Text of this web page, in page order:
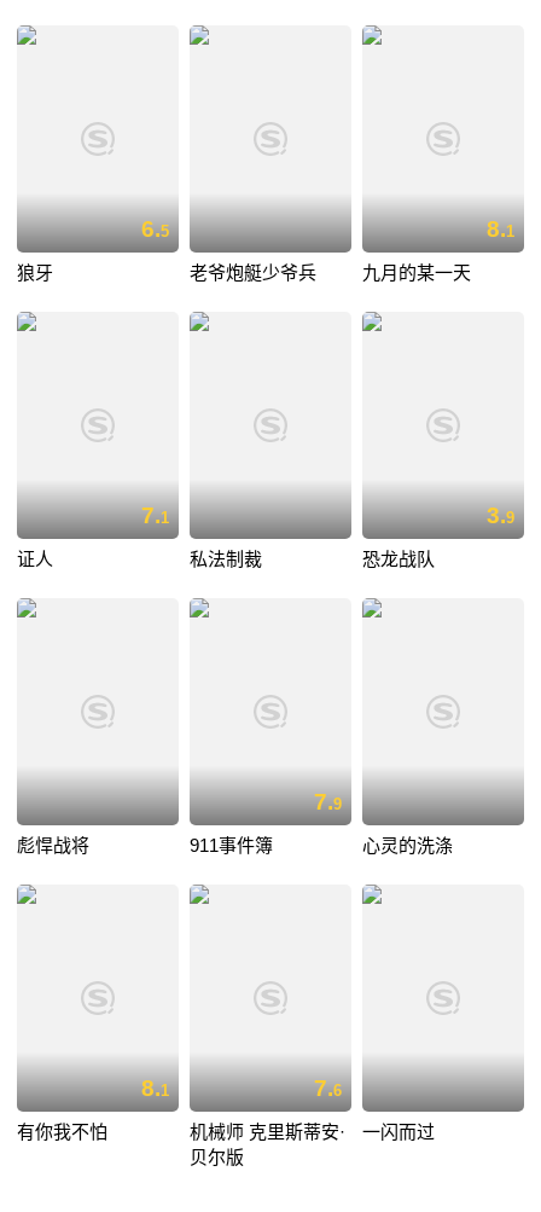
6.5
狼牙 老爷炮艇少爷兵
8.1
九月的某一天
7.1
证人 私法制裁
3.9
恐龙战队
彪悍战将
7.9
911事件簿 心灵的洗涤
8.1
有你我不怕
7.6
机械师 克里斯蒂安·
贝尔版
一闪而过